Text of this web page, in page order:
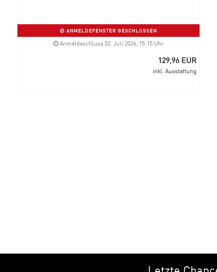
ANMELDEFENSTER GESCHLOSSEN
Anmeldeschluss 02. Juli 2026, 15:15 Uhr
129,96 EUR
inkl. Ausstattung